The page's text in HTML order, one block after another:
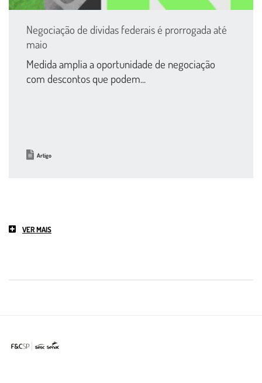
Negociação de dívidas federais é prorrogada até
maio
Medida amplia a oportunidade de negociação
com descontos que podem...
Artigo
VER MAIS